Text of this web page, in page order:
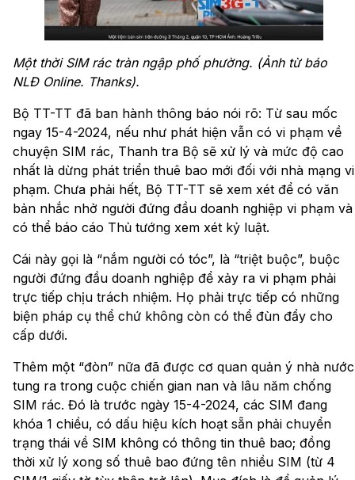
Một thời SIM rác tràn ngập phố phường. (Ảnh từ báo
NLĐ Online. Thanks).
Bộ TT-TT đã ban hành thông báo nói rõ: Từ sau mốc
ngay 15-4-2024, nếu như phát hiện vẫn có vi phạm về
chuyện SIM rác, Thanh tra Bộ sẽ xử lý và mức độ cao
nhất là dừng phát triển thuê bao mới đối với nhà mạng vi
phạm. Chưa phải hết, Bộ TT-TT sẽ xem xét để có văn
bản nhắc nhở người đứng đầu doanh nghiệp vi phạm và
có thể báo cáo Thủ tướng xem xét kỷ luật.
Cái này gọi là “nắm người có tóc”, là “triệt buộc”, buộc
người đứng đầu doanh nghiệp để xảy ra vi phạm phải
trực tiếp chịu trách nhiệm. Họ phải trực tiếp có những
biện pháp cụ thể chứ không còn có thể đùn đẩy cho
cấp dưới.
Thêm một “đòn” nữa đã được cơ quan quản ý nhà nước
tung ra trong cuộc chiến gian nan và lâu năm chống
SIM rác. Đó là trước ngày 15-4-2024, các SIM đang
khóa 1 chiều, có dấu hiệu kích hoạt sẵn phải chuyển
trạng thái về SIM không có thông tin thuê bao; đồng
thời xử lý xong số thuê bao đứng tên nhiều SIM (từ 4